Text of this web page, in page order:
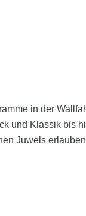
in der
und Klassik bis
Juwels